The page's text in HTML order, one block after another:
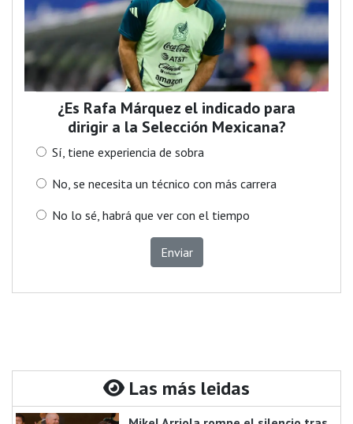
¿Es Rafa Márquez el indicado para
dirigir a la Selección Mexicana?
Sí, tiene experiencia de sobra
No, se necesita un técnico con más carrera
No lo sé, habrá que ver con el tiempo
Enviar
Las más leidas